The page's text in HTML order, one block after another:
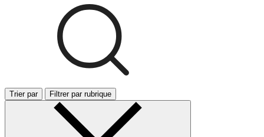
Trier par Filtrer par rubrique